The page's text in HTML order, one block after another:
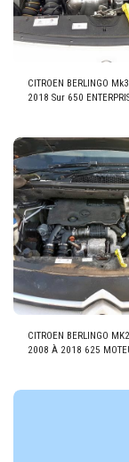
CITROEN BERLINGO
2018 Sur 650
CITROEN BERLINGO MK2
2008 À 2018 625